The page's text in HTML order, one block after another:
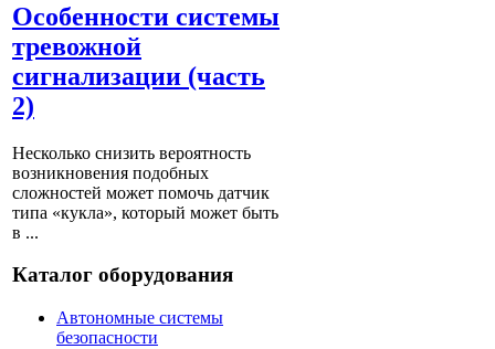
Особенности системы
тревожной
сигнализации (часть
2)
Несколько снизить вероятность
возникновения подобных
сложностей может помочь датчик
типа «кукла», который может быть
в ...
Каталог оборудования
Автономные системы
безопасности